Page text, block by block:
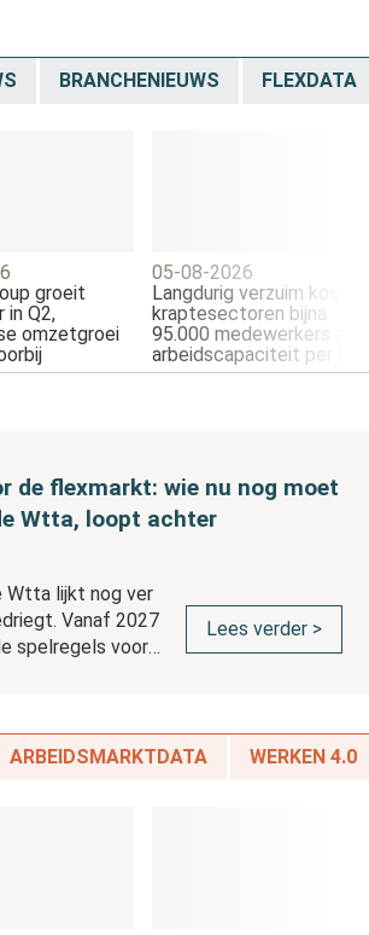
BRANCHENIEUWS FLEXDATA
groeit
in Q2,
omzetgroei
05-08-2026
Langdurig verzuim kost
kraptesectoren bijna
95.000 medewerkers aan
arbeidscapaciteit per jaar
de flexmarkt: wie nu nog moet
Wtta, loopt achter
Wtta lijkt nog ver
Vanaf 2027
spelregels voor
voorbereidingen,
Lees verder >
ARBEIDSMARKTDATA WERKEN 4.0